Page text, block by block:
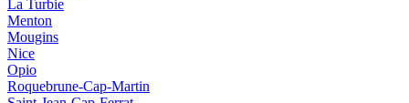
La Turbie
Menton
Mougins
Nice
Opio
Roquebrune-Cap-Martin